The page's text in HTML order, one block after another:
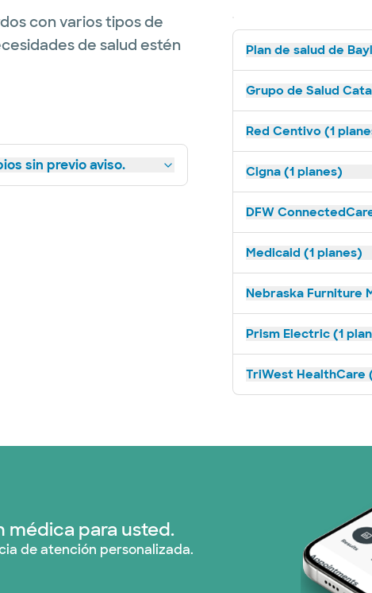
con varios tipos de
de salud estén
sin previo aviso.
Plan de salud de
Grupo de Salud
Red Centivo (1
Cigna (1 planes)
DFW
Medicaid (1 planes)
Nebraska Furniture
Prism Electric (1
TriWest HealthCare
médica para usted.
de atención personalizada.